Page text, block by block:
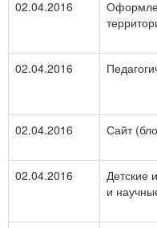
02.04.2016
02.04.2016
02.04.2016 Сайт
02.04.2016
Детские
и